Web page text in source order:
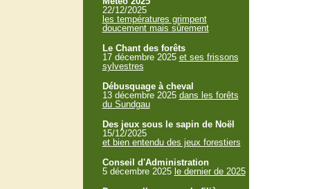
22/12/2025
les températures grimpent
doucement mais sûrement
Le Chant des forêts
17 décembre 2025 et ses frissons
sylvestres
Débusquage à cheval
13 décembre 2025 dans les forêts
du Sundgau
Des jeux sous le sapin de Noël
15/12/2025
et bien entendu des jeux forestiers
Conseil d'Administration
5 décembre 2025 le dernier de 2025